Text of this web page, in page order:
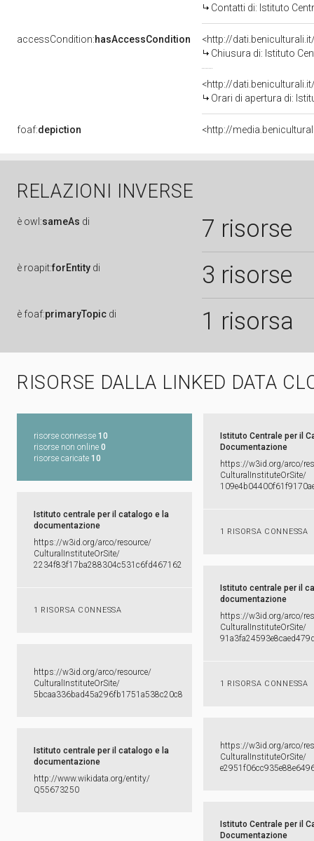
Contatti di: Istituto
accessCondition:hasAccessCondition
<http://
Chiusura di: Istituto
Orari di apertura di:
foaf:depiction
RELAZIONI INVERSE
è owl:sameAs di 7 risorse
è roapit:forEntity di 3 risorse
è foaf:primaryTopic di 1 risorsa
RISORSE DALLA LINKED DATA
risorse connesse 10
risorse non online 0
risorse caricate 10
Istituto Centrale per il
Documentazione
https:​/​/​w3id.​org/​arco/​
CulturalInstituteOrSite/​
1 RISORSA CONNESSA
Istituto centrale per il catalogo e la
documentazione
https:​/​/​w3id.​org/​arco/​resource/​
CulturalInstituteOrSite/​
2234f83f17ba288304c531c6fd467162
1 RISORSA CONNESSA
Istituto centrale per il
documentazione
https:​/​/​w3id.​org/​arco/​
CulturalInstituteOrSite/​
1 RISORSA CONNESSA
https:​/​/​w3id.​org/​arco/​resource/​
CulturalInstituteOrSite/​
5bcaa336bad45a296fb1751a538c20c8
https:​/​/​w3id.​org/​arco/​
CulturalInstituteOrSite/​
Istituto centrale per il catalogo e la
documentazione
http:​/​/​www.​wikidata.​org/​entity/​
Q55673250
Istituto Centrale per il
Documentazione